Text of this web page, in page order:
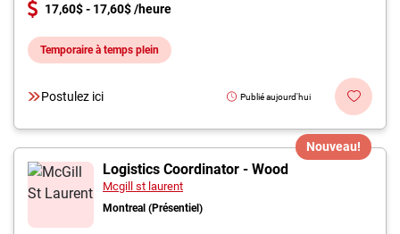
17,60$ - 17,60$ /heure
Temporaire à temps plein
Postulez ici Publié aujourd'hui
Nouveau!
Logistics Coordinator - Wood
Mcgill st laurent
Montreal (Présentiel)